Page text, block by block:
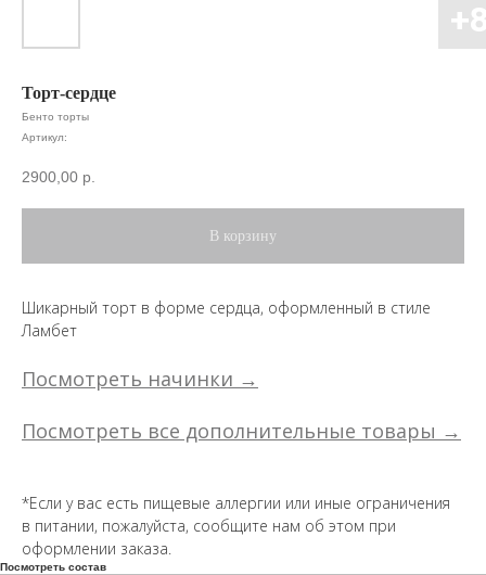
Торт-сердце
Бенто торты
Артикул:
2900,00 р.
В корзину
Шикарный торт в форме сердца, оформленный в стиле
Ламбет
Посмотреть начинки →
Посмотреть все дополнительные товары →
*Если у вас есть пищевые аллергии или иные ограничения
в питании, пожалуйста, сообщите нам об этом при
оформлении заказа.
Посмотреть состав